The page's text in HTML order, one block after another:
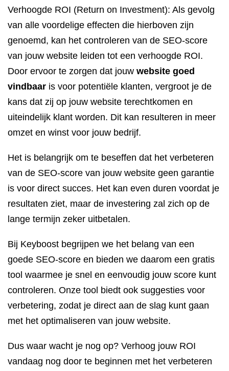
Verhoogde ROI (Return on Investment): Als gevolg
van alle voordelige effecten die hierboven zijn
genoemd, kan het controleren van de SEO-score
van jouw website leiden tot een verhoogde ROI.
Door ervoor te zorgen dat jouw website goed
vindbaar is voor potentiële klanten, vergroot je de
kans dat zij op jouw website terechtkomen en
uiteindelijk klant worden. Dit kan resulteren in meer
omzet en winst voor jouw bedrijf.
Het is belangrijk om te beseffen dat het verbeteren
van de SEO-score van jouw website geen garantie
is voor direct succes. Het kan even duren voordat je
resultaten ziet, maar de investering zal zich op de
lange termijn zeker uitbetalen.
Bij Keyboost begrijpen we het belang van een
goede SEO-score en bieden we daarom een gratis
tool waarmee je snel en eenvoudig jouw score kunt
controleren. Onze tool biedt ook suggesties voor
verbetering, zodat je direct aan de slag kunt gaan
met het optimaliseren van jouw website.
Dus waar wacht je nog op? Verhoog jouw ROI
vandaag nog door te beginnen met het verbeteren